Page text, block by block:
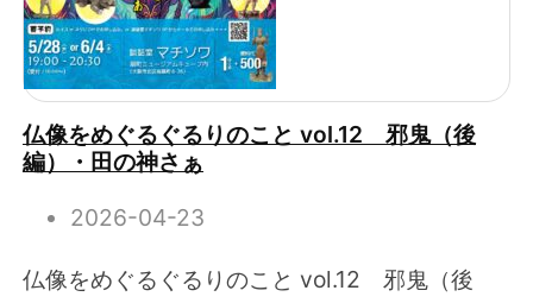
仏像をめぐるぐるりのこと vol.12 邪鬼（後
編）・田の神さぁ
2026-04-23
仏像をめぐるぐるりのこと vol.12 邪鬼（後